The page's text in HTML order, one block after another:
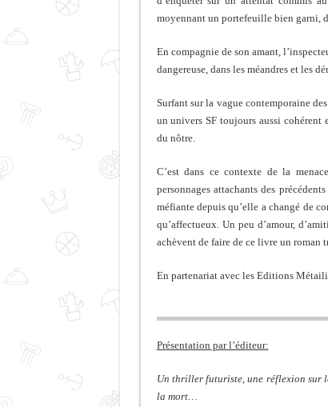
moyennant un portefeuille bien garni,
En compagnie de son amant,
dangereuse, dans les méandres et les
Surfant sur la vague contemporaine
un univers SF toujours aussi
du nôtre.
C’est dans ce contexte de la
personnages attachants des
méfiante depuis qu’elle a changé de
qu’affectueux. Un peu d’amour,
achèvent de faire de ce livre un roman
En partenariat avec les Editions
Présentation par l’éditeur:
Un thriller futuriste, une réflexion sur
la mort…